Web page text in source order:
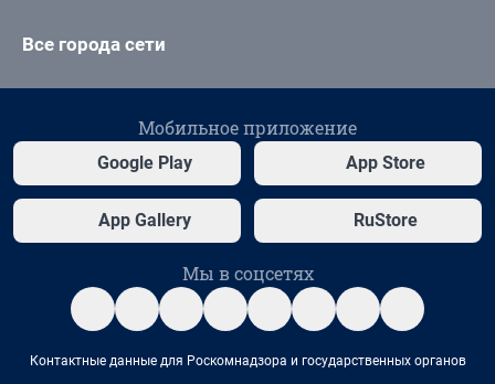
Все города сети
Мобильное приложение
Google Play App Store
App Gallery RuStore
Мы в соцсетях
Контактные данные для Роскомнадзора и государственных органов